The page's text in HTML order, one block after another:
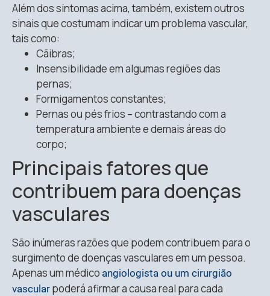
Além dos sintomas acima, também, existem outros
sinais que costumam indicar um problema vascular,
tais como:
Cãibras;
Insensibilidade em algumas regiões das
pernas;
Formigamentos constantes;
Pernas ou pés frios – contrastando com a
temperatura ambiente e demais áreas do
corpo;
Principais fatores que
contribuem para doenças
vasculares
São inúmeras razões que podem contribuem para o
surgimento de doenças vasculares em um pessoa.
Apenas um médico angiologista ou um cirurgião
vascular poderá afirmar a causa real para cada